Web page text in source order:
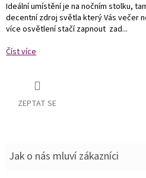
Ideální umístění je na nočním stolku,
decentní zdroj světla který Vás večer
více osvětlení stačí zapnout zad...
Číst více
ZEPTAT SE
Jak o nás mluví zákazníci